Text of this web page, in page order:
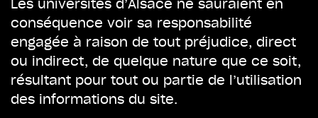
conséquence voir sa responsabilité
engagée à raison de tout préjudice, direct
ou indirect, de quelque nature que ce soit,
résultant pour tout ou partie de l’utilisation
des informations du site.